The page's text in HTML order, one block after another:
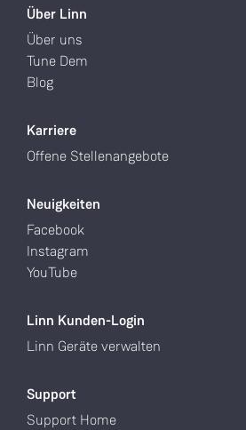
Über Linn
Über uns
Tune Dem
Blog
Karriere
Offene Stellenangebote
Neuigkeiten
Facebook
Instagram
YouTube
Linn Kunden-Login
Linn Geräte verwalten
Support
Support Home